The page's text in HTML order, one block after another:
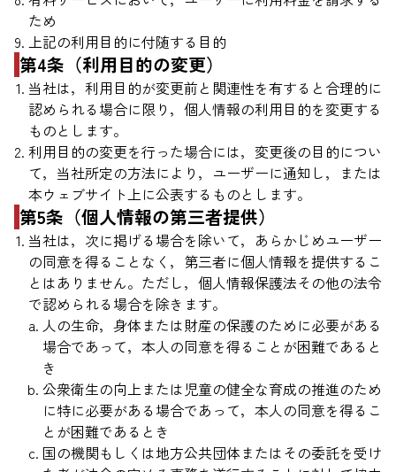
ため
上記の利用目的に付随する目的
第4条（利用目的の変更）
当社は，利用目的が変更前と関連性を有すると合理的に
認められる場合に限り，個人情報の利用目的を変更する
ものとします。
利用目的の変更を行った場合には，変更後の目的につい
て，当社所定の方法により，ユーザーに通知し，または
本ウェブサイト上に公表するものとします。
第5条（個人情報の第三者提供）
当社は，次に掲げる場合を除いて，あらかじめユーザー
の同意を得ることなく，第三者に個人情報を提供するこ
とはありません。ただし，個人情報保護法その他の法令
で認められる場合を除きます。
人の生命，身体または財産の保護のために必要がある
場合であって，本人の同意を得ることが困難であると
き
公衆衛生の向上または児童の健全な育成の推進のため
に特に必要がある場合であって，本人の同意を得るこ
とが困難であるとき
国の機関もしくは地方公共団体またはその委託を受け